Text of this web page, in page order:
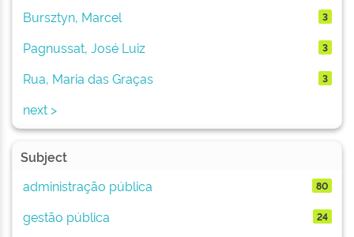
Bursztyn, Marcel 3
Pagnussat, José Luiz 3
Rua, Maria das Graças 3
next >
Subject
administração pública
80
gestão pública 24